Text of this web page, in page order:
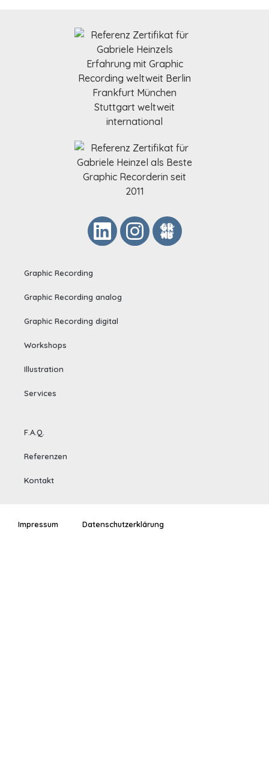
Graphic Recording
Graphic Recording analog
Graphic Recording digital
Workshops
Illustration
Services
F.A.Q.
Referenzen
Kontakt
Impressum Datenschutzerklärung